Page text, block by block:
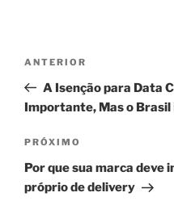
Post
Post
anterior
ANTERIOR
A Isenção para Data
Importante, Mas o
Próximo
post
PRÓXIMO
Por que sua marca deve
próprio de delivery